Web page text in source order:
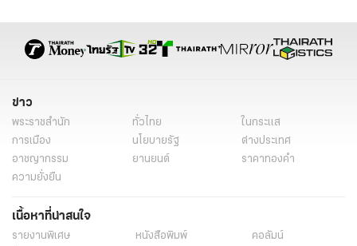
ข่าว
พระราชสำนัก ทั่วไทย
ในกระแส
การเมือง
นโยบายรัฐ
ต่างประเทศ
อาชญากรรม
ยานยนต์
ราคาทองคำ
ความยั่งยืน
เนื้อหาที่น่าสนใจ
รายงานพิเศษ หนังสือพิมพ์
คอลัมน์